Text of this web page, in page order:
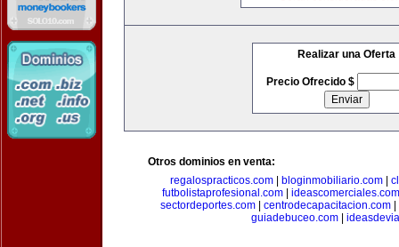
Realizar una Oferta
Precio Ofrecido $
Otros dominios en venta:
regalospracticos.com| bloginmobiliario.com|
futbolistaprofesional.com
ideascomerciales.com
sectordeportes.com| centrodecapacitacion.com|
guiadebuceo.com|